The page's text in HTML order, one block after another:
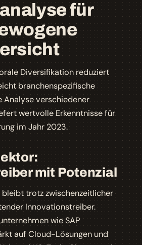
für
Diversifikation reduziert
branchenspezifische
Analyse verschiedener
wertvolle Erkenntnisse für
im Jahr 2023.
mit Potenzial
trotz zwischenzeitlicher
Innovationstreiber.
wie SAP
auf Cloud-Lösungen und